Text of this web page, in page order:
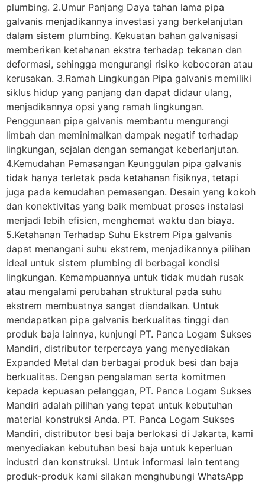
plumbing. 2.Umur Panjang Daya tahan lama pipa
galvanis menjadikannya investasi yang berkelanjutan
dalam sistem plumbing. Kekuatan bahan galvanisasi
memberikan ketahanan ekstra terhadap tekanan dan
deformasi, sehingga mengurangi risiko kebocoran atau
kerusakan. 3.Ramah Lingkungan Pipa galvanis memiliki
siklus hidup yang panjang dan dapat didaur ulang,
menjadikannya opsi yang ramah lingkungan.
Penggunaan pipa galvanis membantu mengurangi
limbah dan meminimalkan dampak negatif terhadap
lingkungan, sejalan dengan semangat keberlanjutan.
4.Kemudahan Pemasangan Keunggulan pipa galvanis
tidak hanya terletak pada ketahanan fisiknya, tetapi
juga pada kemudahan pemasangan. Desain yang kokoh
dan konektivitas yang baik membuat proses instalasi
menjadi lebih efisien, menghemat waktu dan biaya.
5.Ketahanan Terhadap Suhu Ekstrem Pipa galvanis
dapat menangani suhu ekstrem, menjadikannya pilihan
ideal untuk sistem plumbing di berbagai kondisi
lingkungan. Kemampuannya untuk tidak mudah rusak
atau mengalami perubahan struktural pada suhu
ekstrem membuatnya sangat diandalkan. Untuk
mendapatkan pipa galvanis berkualitas tinggi dan
produk baja lainnya, kunjungi PT. Panca Logam Sukses
Mandiri, distributor terpercaya yang menyediakan
Expanded Metal dan berbagai produk besi dan baja
berkualitas. Dengan pengalaman serta komitmen
kepada kepuasan pelanggan, PT. Panca Logam Sukses
Mandiri adalah pilihan yang tepat untuk kebutuhan
material konstruksi Anda. PT. Panca Logam Sukses
Mandiri, distributor besi baja berlokasi di Jakarta, kami
menyediakan kebutuhan besi baja untuk keperluan
industri dan konstruksi. Untuk informasi lain tentang
produk-produk kami silakan menghubungi WhatsApp